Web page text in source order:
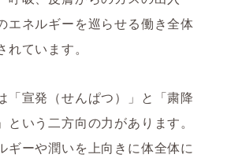
エネルギーを巡らせる働き全体
ています。
「宣発（せんぱつ）」と「粛降
という二方向の力があります。
ギーや潤いを上向きに体全体に